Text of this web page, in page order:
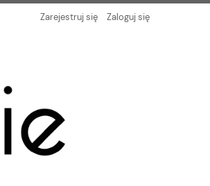
Zarejestruj się Zaloguj się